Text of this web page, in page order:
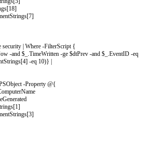
[18]
[7]
security | Where -FilterScript {
-and $_ TimeWritten -ge $dtPrev -and $_ EventID -eq
[4] -eq 10)} |
-Property @{
[1]
[3]